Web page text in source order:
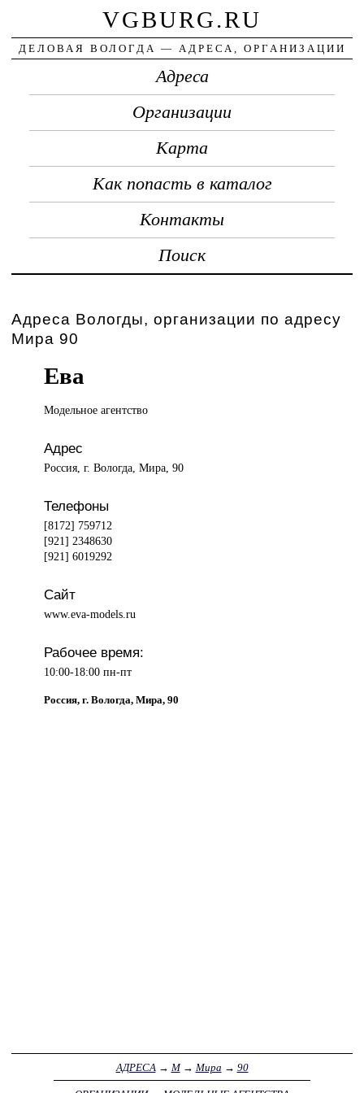
VGBURG.RU
ДЕЛОВАЯ ВОЛОГДА — АДРЕСА, ОРГАНИЗАЦИИ
Адреса
Организации
Карта
Как попасть в каталог
Контакты
Поиск
Адреса Вологды, организации по адресу
Мира 90
Ева
Модельное агентство
Адрес
Россия, г. Вологда, Мира, 90
Телефоны
[8172] 759712
[921] 2348630
[921] 6019292
Сайт
www.eva-models.ru
Рабочее время:
10:00-18:00 пн-пт
Россия, г. Вологда, Мира, 90
АДРЕСА → М→ Мира → 90